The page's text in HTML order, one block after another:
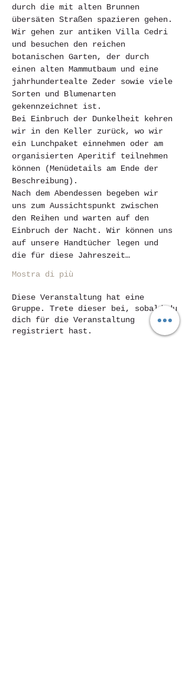
durch die mit alten Brunnen
übersäten Straßen spazieren gehen.
Wir gehen zur antiken Villa Cedri
und besuchen den reichen
botanischen Garten, der durch
einen alten Mammutbaum und eine
jahrhundertealte Zeder sowie viele
Sorten und Blumenarten
gekennzeichnet ist.
Bei Einbruch der Dunkelheit kehren
wir in den Keller zurück, wo wir
ein Lunchpaket einnehmen oder am
organisierten Aperitif teilnehmen
können (Menüdetails am Ende der
Beschreibung).
Nach dem Abendessen begeben wir
uns zum Aussichtspunkt zwischen
den Reihen und warten auf den
Einbruch der Nacht. Wir können uns
auf unsere Handtücher legen und
die für diese Jahreszeit…
Mostra di più
Diese Veranstaltung hat eine
Gruppe. Trete dieser bei, sobald du
dich für die Veranstaltung
registriert hast.